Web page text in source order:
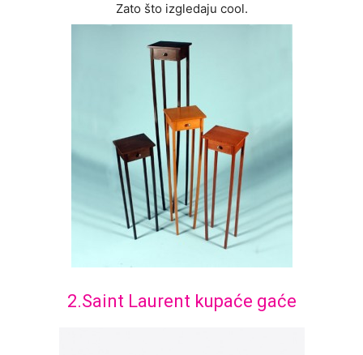
Zato što izgledaju cool.
2.Saint Laurent kupaće gaće